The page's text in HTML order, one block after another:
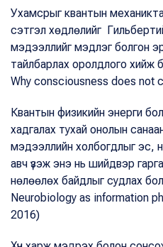
Ухамсрыг квантын
сэтгэл хөдлөлийг
мэдээллийг мэдлэг болгон
тайлбарлах оролдлого хийж
Why consciousness does not
Квантын физикийн энерги
хадгалах тухай онолын
мэдээллийн холбогдлыг эс,
авч үзэж энэ нь шийдвэр
нөлөөлөх байдлыг судлах
Neurobiology as information
2016)